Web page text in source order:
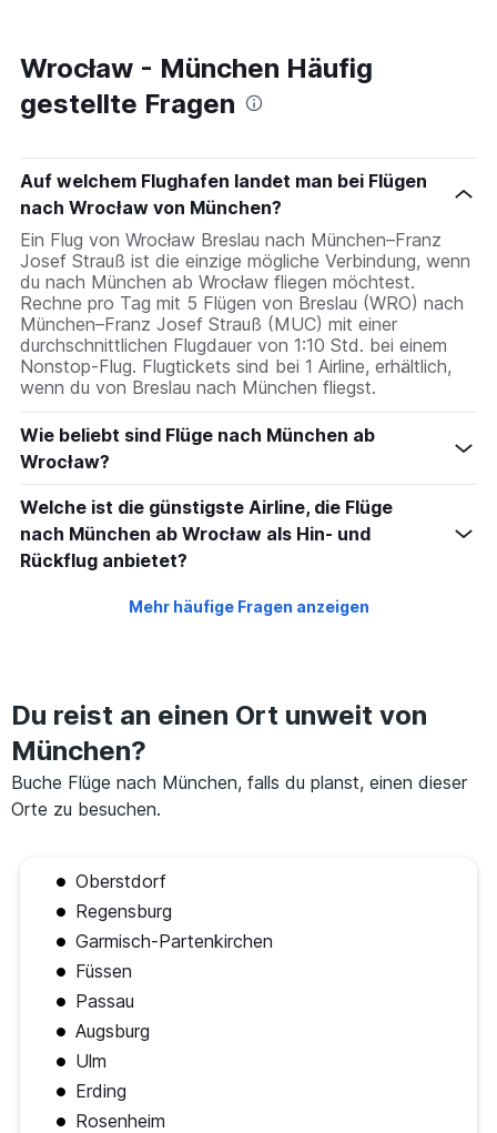
Wrocław - München Häufig
gestellte Fragen
Auf welchem Flughafen landet man bei Flügen
nach Wrocław von München?
Ein Flug von Wrocław Breslau nach München–Franz
Josef Strauß ist die einzige mögliche Verbindung, wenn
du nach München ab Wrocław fliegen möchtest.
Rechne pro Tag mit 5 Flügen von Breslau (WRO) nach
München–Franz Josef Strauß (MUC) mit einer
durchschnittlichen Flugdauer von 1:10 Std. bei einem
Nonstop-Flug. Flugtickets sind bei 1 Airline, erhältlich,
wenn du von Breslau nach München fliegst.
Wie beliebt sind Flüge nach München ab
Wrocław?
Welche ist die günstigste Airline, die Flüge
nach München ab Wrocław als Hin- und
Rückflug anbietet?
Mehr häufige Fragen anzeigen
Du reist an einen Ort unweit von
München?
Buche Flüge nach München, falls du planst, einen dieser
Orte zu besuchen.
Oberstdorf
Regensburg
Garmisch-Partenkirchen
Füssen
Passau
Augsburg
Ulm
Erding
Rosenheim